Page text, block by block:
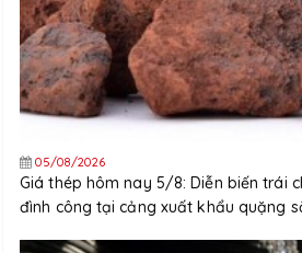
05/08/2026
Giá thép hôm nay 5/8: Diễn biến trái
đình công tại cảng xuất khẩu quặng